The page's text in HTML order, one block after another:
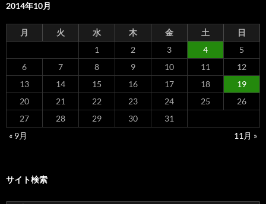
2014年10月
月 火 水 木 金 土
日
1
2 3 4
5
6
7 8 9 10 11
12
13
14 15 16 17 18
19
20
21 22 23 24 25
26
27
28 29 30
31
« 9月
11月 »
サイト検索